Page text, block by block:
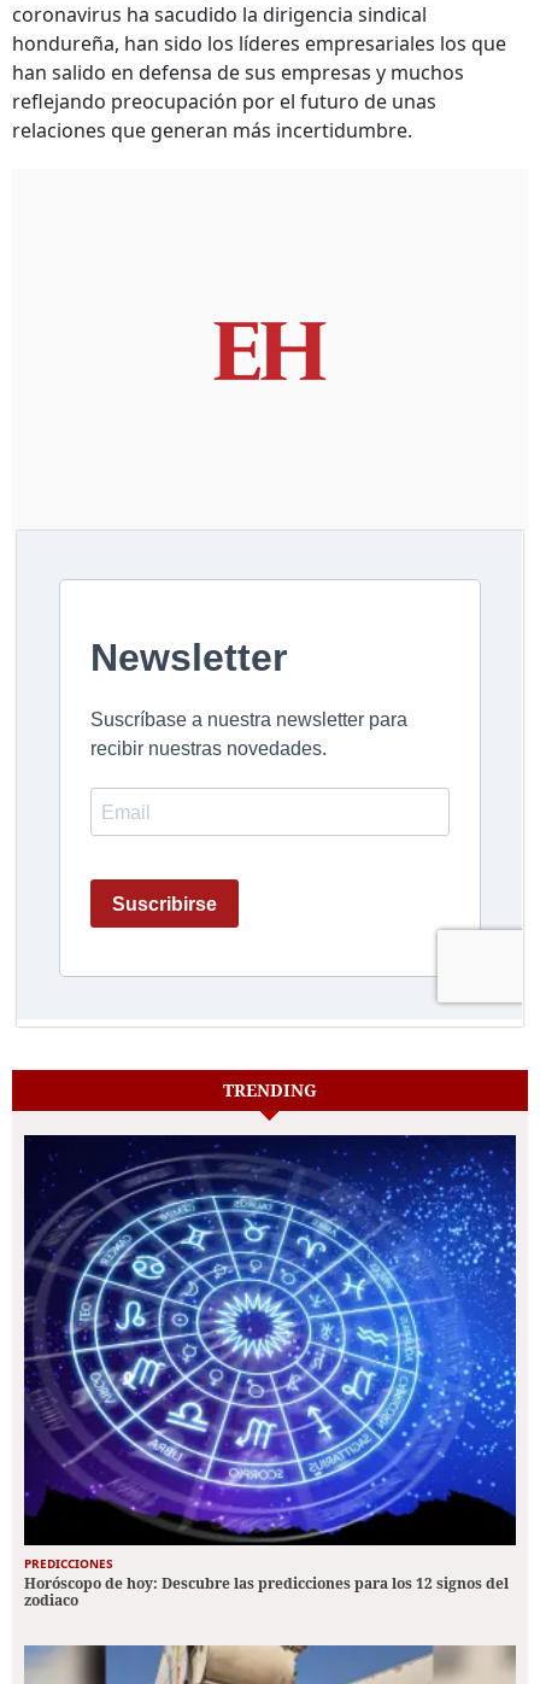
coronavirus ha sacudido la dirigencia sindical
hondureña, han sido los líderes empresariales los que
han salido en defensa de sus empresas y muchos
reflejando preocupación por el futuro de unas
relaciones que generan más incertidumbre.
TRENDING
PREDICCIONES
Horóscopo de hoy: Descubre las predicciones para los 12 signos del
zodiaco